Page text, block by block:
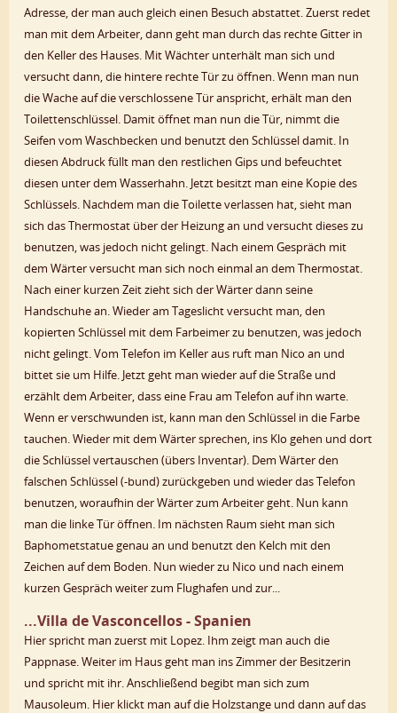
Adresse, der man auch gleich einen Besuch abstattet. Zuerst redet
man mit dem Arbeiter, dann geht man durch das rechte Gitter in
den Keller des Hauses. Mit Wächter unterhält man sich und
versucht dann, die hintere rechte Tür zu öffnen. Wenn man nun
die Wache auf die verschlossene Tür anspricht, erhält man den
Toilettenschlüssel. Damit öffnet man nun die Tür, nimmt die
Seifen vom Waschbecken und benutzt den Schlüssel damit. In
diesen Abdruck füllt man den restlichen Gips und befeuchtet
diesen unter dem Wasserhahn. Jetzt besitzt man eine Kopie des
Schlüssels. Nachdem man die Toilette verlassen hat, sieht man
sich das Thermostat über der Heizung an und versucht dieses zu
benutzen, was jedoch nicht gelingt. Nach einem Gespräch mit
dem Wärter versucht man sich noch einmal an dem Thermostat.
Nach einer kurzen Zeit zieht sich der Wärter dann seine
Handschuhe an. Wieder am Tageslicht versucht man, den
kopierten Schlüssel mit dem Farbeimer zu benutzen, was jedoch
nicht gelingt. Vom Telefon im Keller aus ruft man Nico an und
bittet sie um Hilfe. Jetzt geht man wieder auf die Straße und
erzählt dem Arbeiter, dass eine Frau am Telefon auf ihn warte.
Wenn er verschwunden ist, kann man den Schlüssel in die Farbe
tauchen. Wieder mit dem Wärter sprechen, ins Klo gehen und dort
die Schlüssel vertauschen (übers Inventar). Dem Wärter den
falschen Schlüssel (-bund) zurückgeben und wieder das Telefon
benutzen, woraufhin der Wärter zum Arbeiter geht. Nun kann
man die linke Tür öffnen. Im nächsten Raum sieht man sich
Baphometstatue genau an und benutzt den Kelch mit den
Zeichen auf dem Boden. Nun wieder zu Nico und nach einem
kurzen Gespräch weiter zum Flughafen und zur...
...Villa de Vasconcellos - Spanien
Hier spricht man zuerst mit Lopez. Ihm zeigt man auch die
Pappnase. Weiter im Haus geht man ins Zimmer der Besitzerin
und spricht mit ihr. Anschließend begibt man sich zum
Mausoleum. Hier klickt man auf die Holzstange und dann auf das